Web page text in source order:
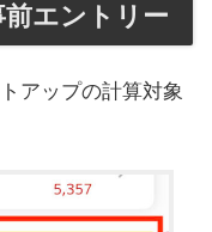
エントリー
アップの計算対象